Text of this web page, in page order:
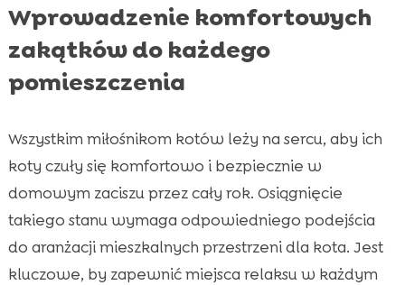
Wprowadzenie komfortowych
zakątków do każdego
pomieszczenia
Wszystkim miłośnikom kotów leży na sercu, aby ich
koty czuły się komfortowo i bezpiecznie w
domowym zaciszu przez cały rok. Osiągnięcie
takiego stanu wymaga odpowiedniego podejścia
do aranżacji mieszkalnych przestrzeni dla kota. Jest
kluczowe, by zapewnić miejsca relaksu w każdym